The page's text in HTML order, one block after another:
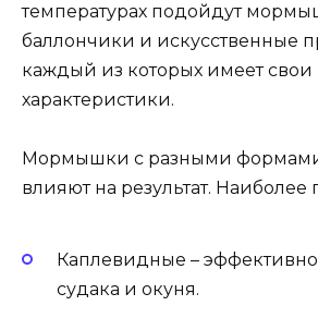
температурах подойдут
баллончики и искусственные
каждый из которых имеет свои
характеристики.
Мормышки с разными
влияют на результат. Наиболее
Каплевидные –
судака и окуня.